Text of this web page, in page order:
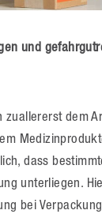
und
zuallererst dem
dass
unterliegen.
bei